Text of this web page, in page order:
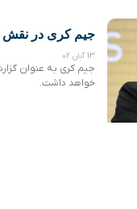
جیم کری در نقش
13 آبان 02
جیم کری به عنوان
خواهد داشت.